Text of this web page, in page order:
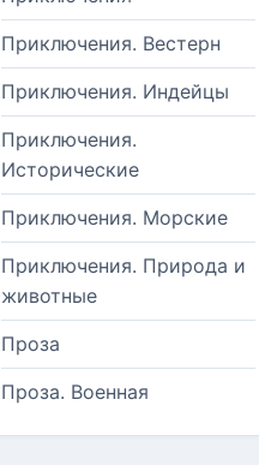
Приключения. Вестерн
Приключения. Индейцы
Приключения.
Исторические
Приключения. Морские
Приключения. Природа и
животные
Проза
Проза. Военная